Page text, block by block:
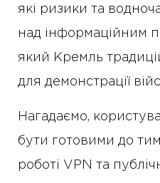
які ризики та
над інформаційним
який Кремль
для демонстрації
Нагадаємо,
бути готовими до
роботі VPN та